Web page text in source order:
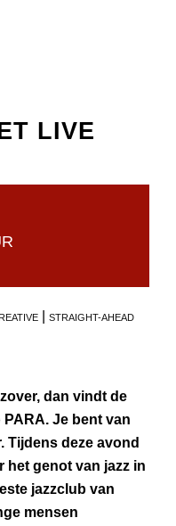
LIVE
STRAIGHT-AHEAD
dan vindt de
Je bent van
Tijdens deze avond
het genot van jazz in
jazzclub van
mensen